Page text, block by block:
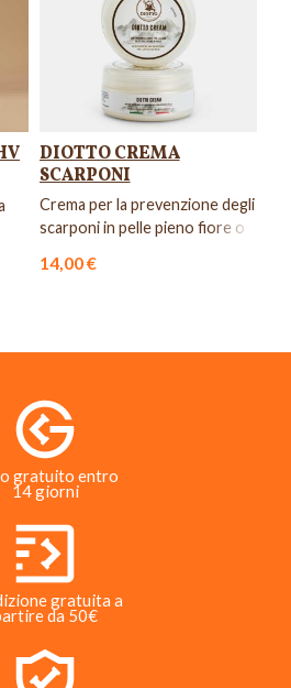
DIOTTO CREMA
SCARPONI
Crema per la prevenzione degli
scarponi in pelle pieno fiore o
14,00 €
gratuito entro
14 giorni
gratuita a
da 50€